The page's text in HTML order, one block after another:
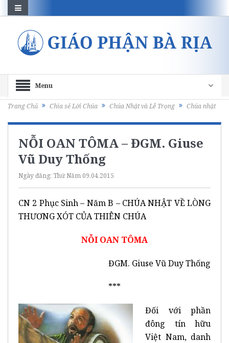
Menu
Trang Chủ Chia sẻ Lời Chúa Chúa Nhật và Lễ Trọng Chúa nhật
NỖI OAN TÔMA – ĐGM. Giuse
Vũ Duy Thống
Ngày đăng: Thứ Năm 09.04.2015
CN 2 Phục Sinh – Năm B – CHÚA NHẬT VỀ LÒNG
THƯƠNG XÓT CỦA THIÊN CHÚA
NỖI OAN TÔMA
ĐGM. Giuse Vũ Duy Thống
***
Đối với phần
đông tín hữu
Việt Nam, danh